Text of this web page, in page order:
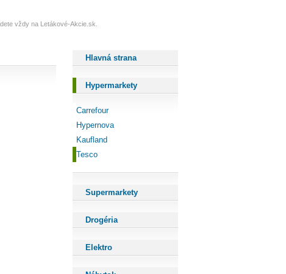
vždy na Letákové-Akcie.sk.
Hlavná strana
Hypermarkety
Carrefour
Hypernova
Kaufland
Tesco
Supermarkety
Drogéria
Elektro